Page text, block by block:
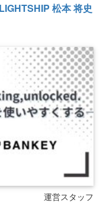
松本 将史
運営スタッフ